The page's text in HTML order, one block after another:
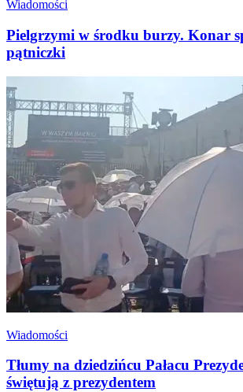
Wiadomości
Pielgrzymi w środku burzy. Konar
pątniczki
Wiadomości
Tłumy na dziedzińcu Pałacu
świętują z prezydentem